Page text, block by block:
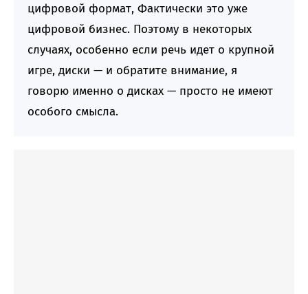
цифровой формат, Фактически это уже
цифровой бизнес. Поэтому в некоторых
случаях, особенно если речь идет о крупной
игре, диски — и обратите внимание, я
говорю именно о дисках — просто не имеют
особого смысла.